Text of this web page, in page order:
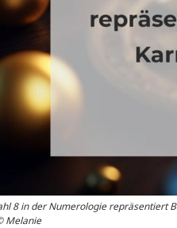
8 in der Numerologie repräsentiert
Melanie